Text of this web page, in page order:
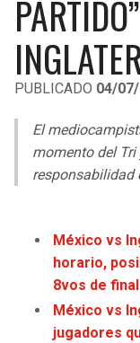
LIGA DE EXPANSIÓN
LEAGUES CUP
UEFA EUROPA LEAGUE
UEFA CONFERENCE
MLS
COPA LIBERTADORES
COPA
OTRAS LIGAS
RAIDERS
CHARGERS
RAVENS
BENGALS
STEELERS
TEXANS
CAVALIERS
PISTONS
PACERS
BUCKS
HORNETS
HEAT
PUBLICADO 04/
El
momento del
responsabilidad
México vs
horario,
8vos de final
México vs
jugadores